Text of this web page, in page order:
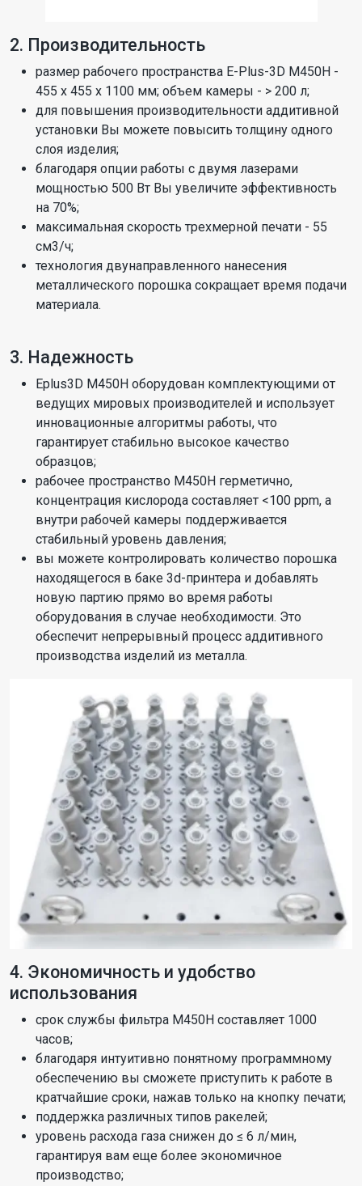
2. Производительность
размер рабочего пространства E-Plus-3D M450H -
455 x 455 x 1100 мм; объем камеры - > 200 л;
для повышения производительности аддитивной
установки Вы можете повысить толщину одного
слоя изделия;
благодаря опции работы с двумя лазерами
мощностью 500 Вт Вы увеличите эффективность
на 70%;
максимальная скорость трехмерной печати - 55
см3/ч;
технология двунаправленного нанесения
металлического порошка сокращает время подачи
материала.
3. Надежность
Eplus3D M450H оборудован комплектующими от
ведущих мировых производителей и использует
инновационные алгоритмы работы, что
гарантирует стабильно высокое качество
образцов;
рабочее пространство M450H герметично,
концентрация кислорода составляет <100 ppm, а
внутри рабочей камеры поддерживается
стабильный уровень давления;
вы можете контролировать количество порошка
находящегося в баке 3d-принтера и добавлять
новую партию прямо во время работы
оборудования в случае необходимости. Это
обеспечит непрерывный процесс аддитивного
производства изделий из металла.
4. Экономичность и удобство
использования
срок службы фильтра M450H составляет 1000
часов;
благодаря интуитивно понятному программному
обеспечению вы сможете приступить к работе в
кратчайшие сроки, нажав только на кнопку печати;
поддержка различных типов ракелей;
уровень расхода газа снижен до ≤ 6 л/мин,
гарантируя вам еще более экономичное
производство;